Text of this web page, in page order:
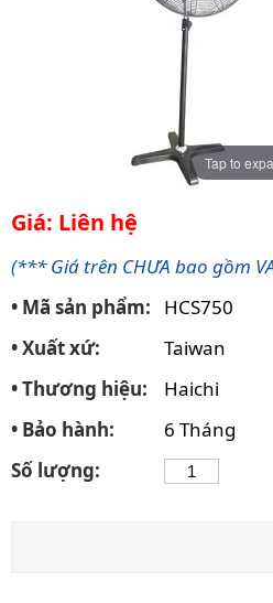
Tap to
Giá: Liên hệ
(*** Giá trên CHƯA bao gồm
• Mã sản phẩm:
HCS750
• Xuất xứ:
Taiwan
• Thương hiệu:
Haichi
• Bảo hành:
6 Tháng
Số lượng: